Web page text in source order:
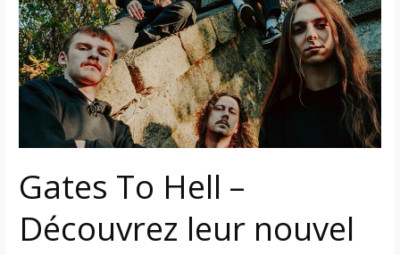
Gates To Hell –
Découvrez leur nouvel
–
Découvrez
leur
nouvel
album
« Death
Comes
All »
vidéoclip